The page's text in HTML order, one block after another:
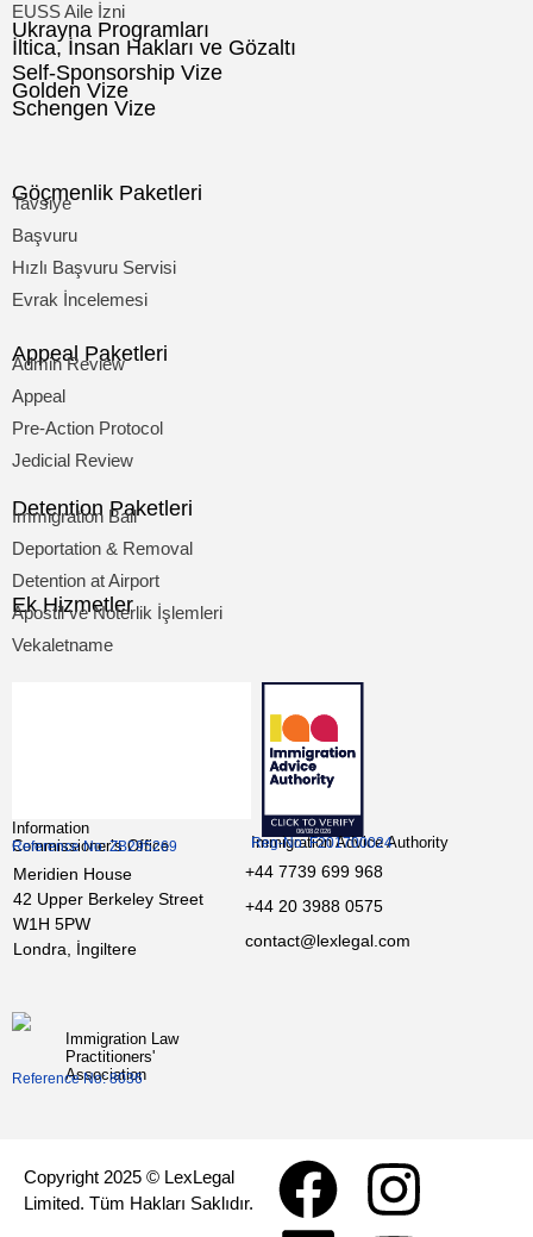
EUSS Aile İzni
Ukrayna Programları
İltica, İnsan Hakları ve Gözaltı
Self-Sponsorship Vize
Golden Vize
Schengen Vize
Göçmenlik Paketleri
Tavsiye
Başvuru
Hızlı Başvuru Servisi
Evrak İncelemesi
Appeal Paketleri
Admin Review
Appeal
Pre-Action Protocol
Jedicial Review
Detention Paketleri
Immigration Bail
Deportation & Removal
Detention at Airport
Ek Hizmetler
Apostil ve Noterlik İşlemleri
Vekaletname
Information
Commissioner’s Office
Reference No: ZB295269 Immigration Advice Authority
Reg-No: F201700024
Meridien House
42 Upper Berkeley Street
W1H 5PW
Londra, İngiltere
+44 7739 699 968
+44 20 3988 0575
contact@lexlegal.com
Immigration Law
Practitioners'
Association
Reference No: 8036
Copyright 2025 © LexLegal
Limited. Tüm Hakları Saklıdır.